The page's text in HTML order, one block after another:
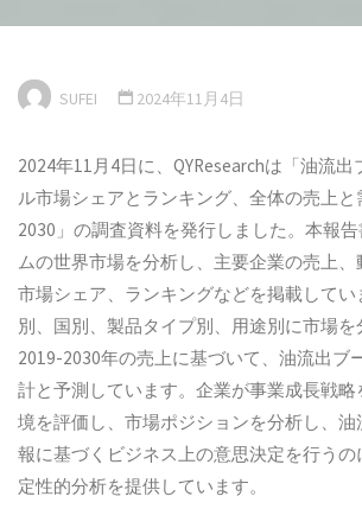
SUFEI 2024年11月4日
2024年11月4日に、QYResearchは「油流
ル市場シェアとランキング、全体の売上と
2030」の調査資料を発行しました。本報
ムの世界市場を分析し、主要企業の売上、
市場シェア、ランキングなどを掲載して
別、国別、製品タイプ別、用途別に市場を
2019-2030年の売上に基づいて、油流出ブ
計と予測しています。企業が事業成長戦
境を評価し、市場ポジションを分析し、
報に基づくビジネス上の意思決定を行うの
定性的分析を提供しています。